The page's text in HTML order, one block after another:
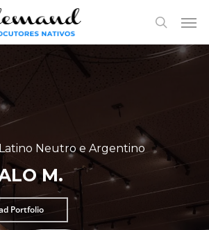
search
Neutro e Argentino
M.
Portfolio